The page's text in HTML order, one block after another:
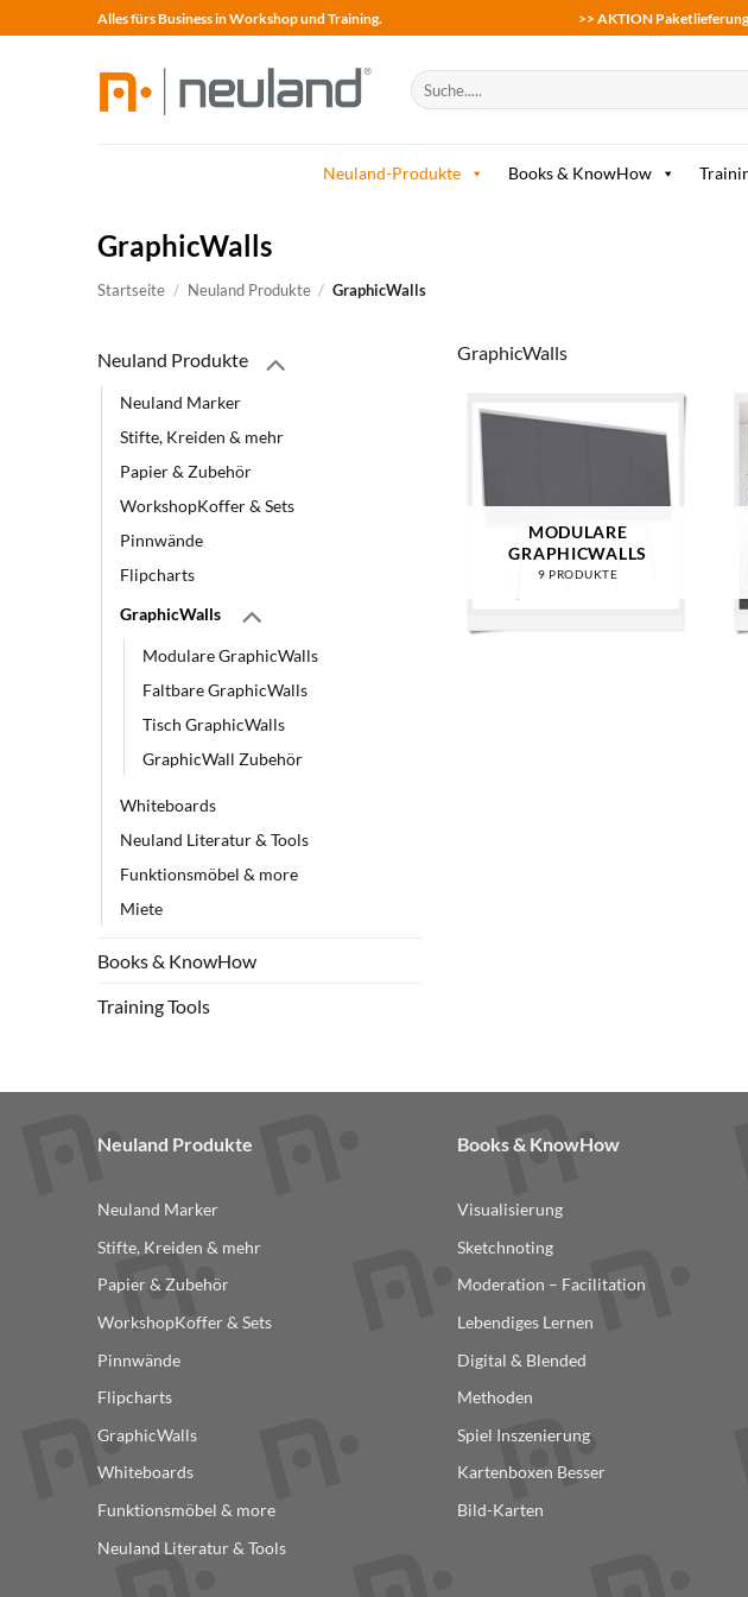
to
Alles fürs Business in Workshop und Training. >> AKTION
Suche
nach:
Neuland-Produkte Books & KnowHow
GraphicWalls
Startseite / Neuland Produkte / GraphicWalls
Neuland Produkte
Neuland Marker
Stifte, Kreiden & mehr
Papier & Zubehör
WorkshopKoffer & Sets
Pinnwände
Flipcharts
GraphicWalls
Modulare GraphicWalls
Faltbare GraphicWalls
Tisch GraphicWalls
GraphicWall Zubehör
Whiteboards
Neuland Literatur & Tools
Funktionsmöbel & more
Miete
Books & KnowHow
Training Tools
GraphicWalls
MODULARE
GRAPHICWALLS
9 PRODUKTE
Neuland Produkte
Neuland Marker
Stifte, Kreiden & mehr
Papier & Zubehör
WorkshopKoffer & Sets
Pinnwände
Flipcharts
GraphicWalls
Whiteboards
Funktionsmöbel & more
Neuland Literatur & Tools
Books & KnowHow
Visualisierung
Sketchnoting
Moderation – Facilitation
Lebendiges Lernen
Digital & Blended
Methoden
Spiel Inszenierung
Kartenboxen Besser
Bild-Karten